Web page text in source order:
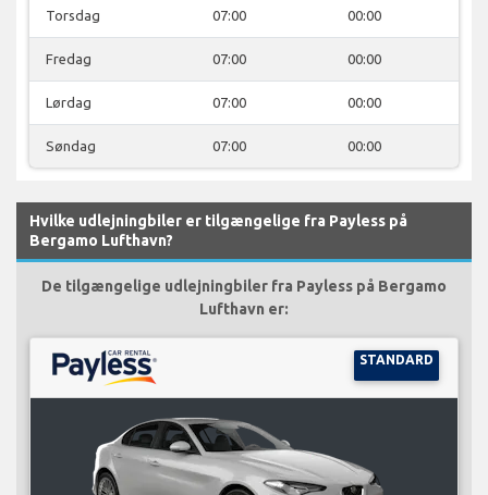
Torsdag 07:00 00:00
Fredag 07:00 00:00
Lørdag 07:00 00:00
Søndag 07:00 00:00
Hvilke udlejningbiler er tilgængelige fra Payless på
Bergamo Lufthavn?
De tilgængelige udlejningbiler fra Payless på Bergamo
Lufthavn er:
STANDARD